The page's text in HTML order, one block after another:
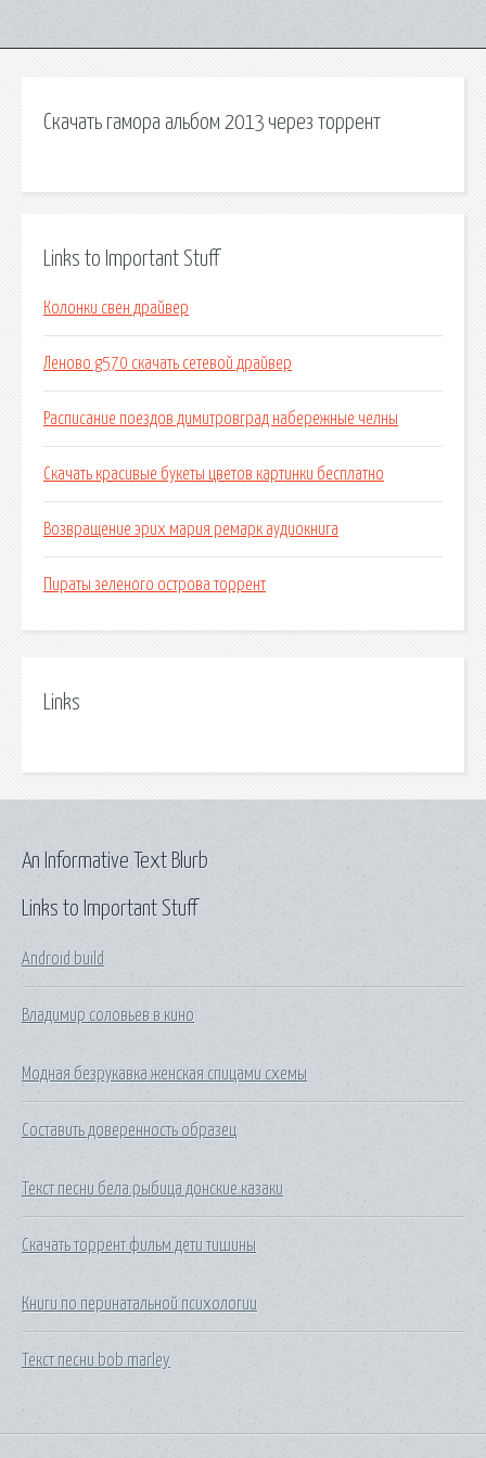
Скачать гамора альбом 2013 через торрент
Links to Important Stuff
Колонки свен драйвер
Леново g570 скачать сетевой драйвер
Расписание поездов димитровград набережные челны
Скачать красивые букеты цветов картинки бесплатно
Возвращение эрих мария ремарк аудиокнига
Пираты зеленого острова торрент
Links
Links to Important Stuff
Android build
Владимир соловьев в кино
Модная безрукавка женская спицами схемы
Составить доверенность образец
Текст песни бела рыбица донские казаки
Скачать торрент фильм дети тишины
Книги по перинатальной психологии
Текст песни bob marley
An Informative Text Blurb